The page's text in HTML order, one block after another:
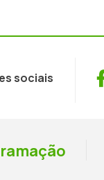
sociais